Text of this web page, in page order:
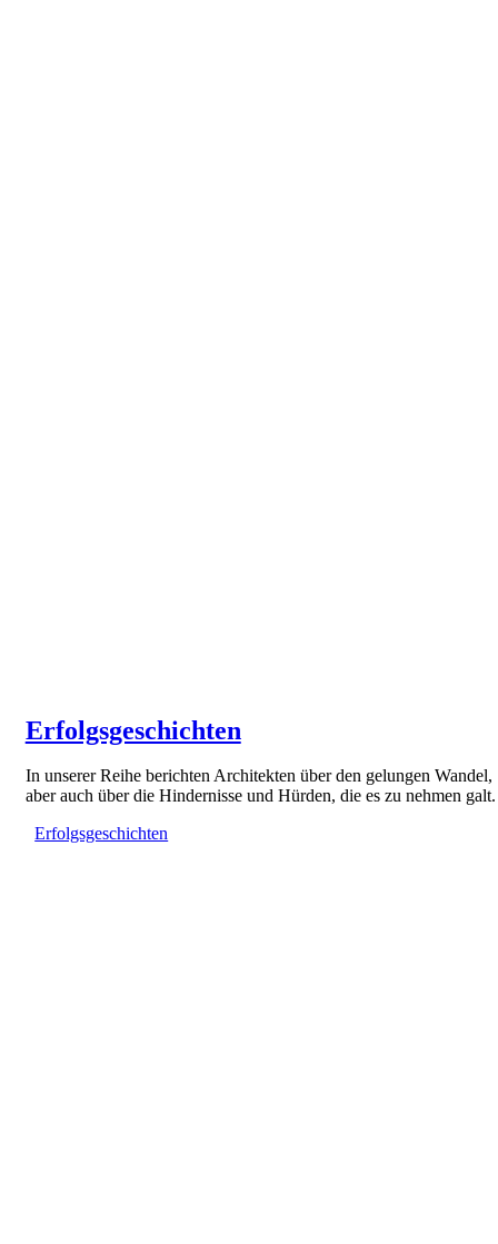
Erfolgsgeschichten
In unserer Reihe berichten Architekten über den gelungen Wandel,
aber auch über die Hindernisse und Hürden, die es zu nehmen galt.
Erfolgsgeschichten